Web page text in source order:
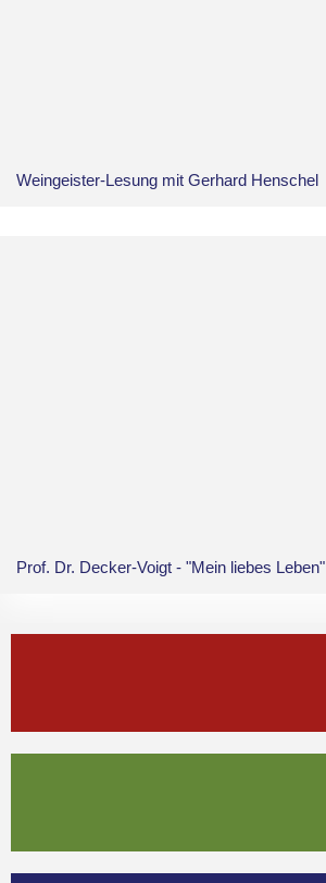
Weingeister-Lesung mit Gerhard Henschel
Prof. Dr. Decker-Voigt - "Mein liebes Leben"